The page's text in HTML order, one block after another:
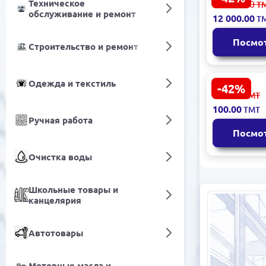
Техническое
обслуживание и ремонт
Строительство и ремонт
Одежда и текстиль
Ручная работа
Очистка воды
Школьные товары и
канцелярия
Автотовары
моноблок
i3 4ГБ
21 000.00
12 000.00
-42%
HIKVISION
2CE56C2T-
Turbo HD
Мп 3,6 мм
видение
175.00ТМТ
100.00ТМТ